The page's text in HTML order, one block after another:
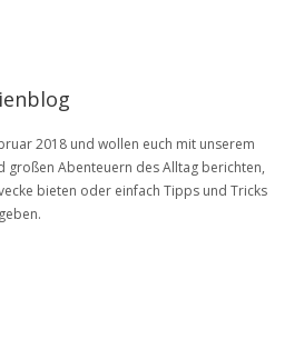
2018 und wollen euch mit unserem
großen Abenteuern des Alltag berichten,
bieten oder einfach Tipps und Tricks